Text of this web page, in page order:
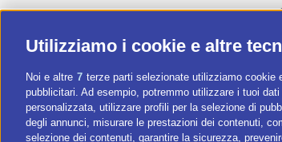
Utilizziamo i cookie e altre
Noi e altre 7 terze parti selezionate utilizziamo cookie
pubblicitari. Ad esempio, potremmo utilizzare i tuoi
personalizzata, utilizzare profili per la selezione di
degli annunci, misurare le prestazioni dei contenuti,
selezione dei contenuti, garantire la sicurezza,